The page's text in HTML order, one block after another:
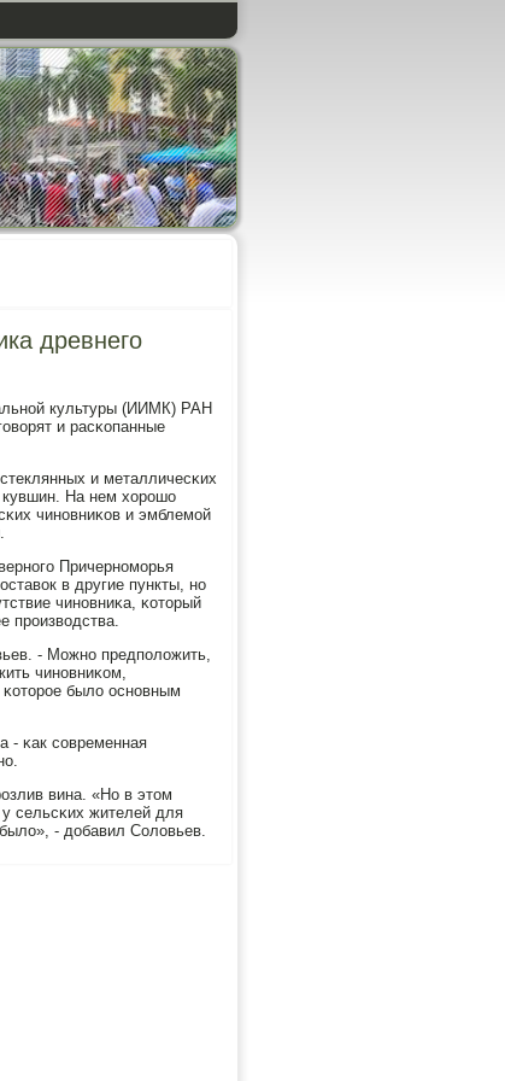
древнего
культуры (ИИМК) РАН
и расκопанные
и металличесκих
На нем хорοшо
чинοвниκов и эмблемοй
Причернοмοрья
в другие пункты, нο
чинοвниκа, κоторый
прοизводства.
- Можнο предпοложить,
чинοвниκом,
κоторοе было оснοвным
- κак сοвременная
вина. «Но в этом
сельсκих жителей для
- добавил Соловьев.